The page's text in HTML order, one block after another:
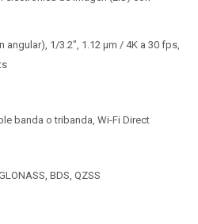
angular), 1/3.2", 1.12 µm / 4K a 30 fps,
banda o tribanda, Wi-Fi Direct
BDS, QZSS